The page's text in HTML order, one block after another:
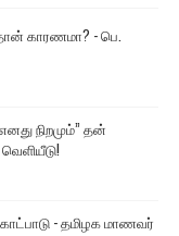
காரணமா? - பெ.
நிறமும்” தன்
- தமிழக மாணவர்